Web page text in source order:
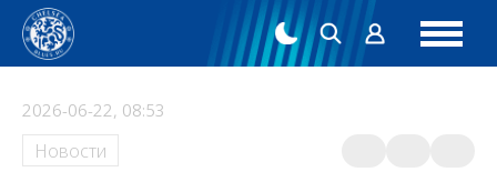
2026-06-22, 08:53
Новости